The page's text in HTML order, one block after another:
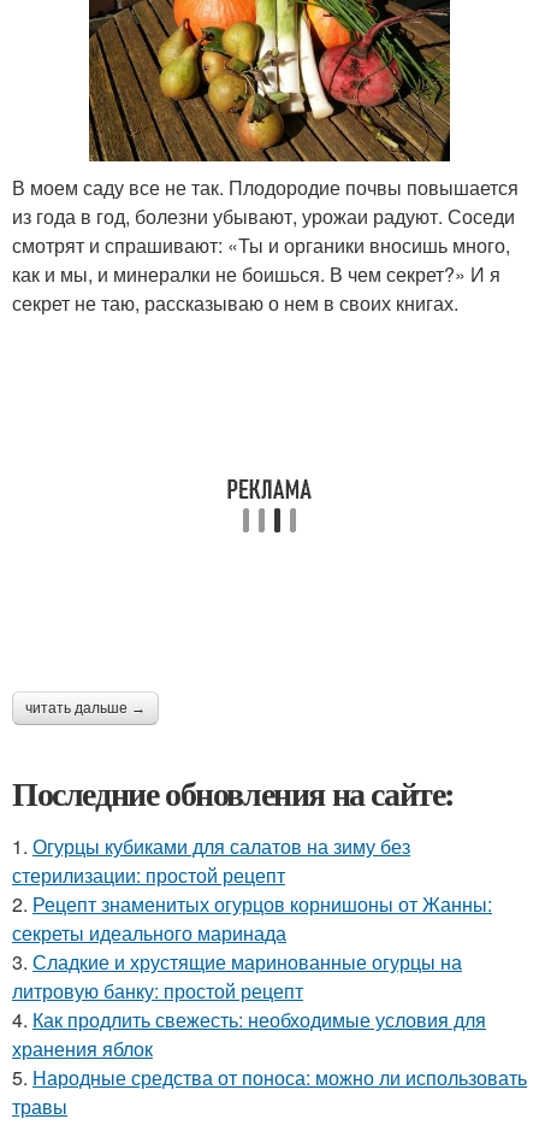
В моем саду все не так. Плодородие почвы повышается
из года в год, болезни убывают, урожаи радуют. Соседи
смотрят и спрашивают: «Ты и органики вносишь много,
как и мы, и минералки не боишься. В чем секрет?» И я
секрет не таю, рассказываю о нем в своих книгах.
читать дальше →
Последние обновления на сайте:
1. Огурцы кубиками для салатов на зиму без
стерилизации: простой рецепт
2. Рецепт знаменитых огурцов корнишоны от Жанны:
секреты идеального маринада
3. Сладкие и хрустящие маринованные огурцы на
литровую банку: простой рецепт
4. Как продлить свежесть: необходимые условия для
хранения яблок
5. Народные средства от поноса: можно ли использовать
травы